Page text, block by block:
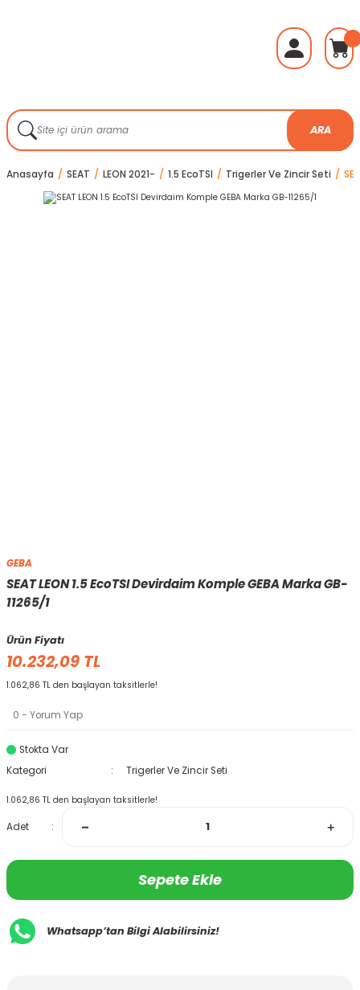
ARA
Anasayfa SEAT LEON 2021- 1.5 EcoTSI Trigerler Ve Zincir Seti
GEBA
SEAT LEON 1.5 EcoTSI Devirdaim Komple GEBA Marka GB-
11265/1
Ürün Fiyatı
10.232,09 TL
1.062,86 TL den başlayan taksitlerle!
0 - Yorum Yap
Stokta Var
Kategori
Trigerler Ve Zincir Seti
1.062,86 TL den başlayan taksitlerle!
Adet
Sepete Ekle
Whatsapp’tan Bilgi Alabilirsiniz!